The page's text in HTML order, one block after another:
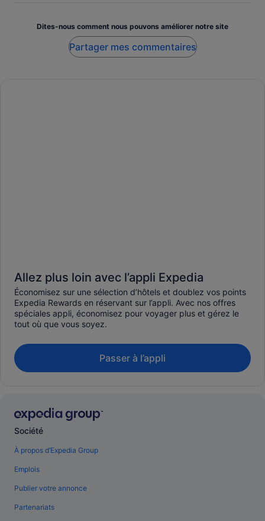
Dites-nous comment nous pouvons améliorer notre site
Partager mes commentaires
Allez plus loin avec l’appli Expedia
Économisez sur une sélection d’hôtels et doublez vos points
Expedia Rewards en réservant sur l’appli. Avec nos offres
spéciales appli, économisez pour voyager plus et gérez le
tout où que vous soyez.
Passer à l’appli
Société
À propos d’Expedia Group
Emplois
Publier votre annonce
Partenariats